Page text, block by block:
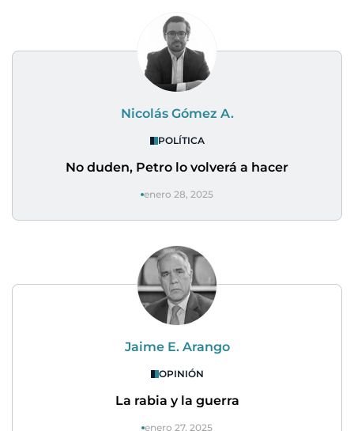
Nicolás Gómez A.
POLÍTICA
No duden, Petro lo volverá a hacer
enero 28, 2025
Jaime E. Arango
OPINIÓN
La rabia y la guerra
enero 27, 2025